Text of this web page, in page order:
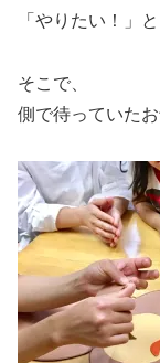
「やりたい！」
そこで、
側で待っていた